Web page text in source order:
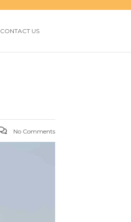
CONTACT US
No Comments